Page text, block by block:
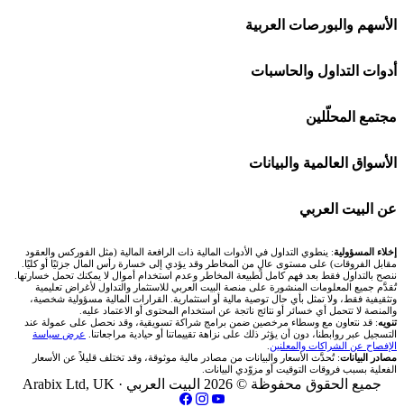
افاتريد AvaTrade
اكسنس Exness
منصة بينانس
اكس تي بي XTB
انتراكتيف بروكرز IBKR
شركات تداول في السعودية
شركات تداول في الإمارات
شركات تداول في الكويت
شركات تداول في قطر
شركات تداول في الأردن
شركات تداول في العراق
شركات تداول في فلسطين
الأسهم والبورصات العربية
🌍 كل البورصات العربية
🇸🇦 السوق السعودية
🇦🇪 أسواق الإمارات
🇪🇬 البورصة المصرية
🇶🇦 بورصة قطر
🇯🇴 بورصة عمّان
🇧🇭 بورصة البحرين
أدوات التداول والحاسبات
🕌 حاسبة الزكاة
💱 محول العملات
🧮 حاسبة حجم اللوت
📊 حاسبة قيمة النقطة
💰 حاسبة ربح الفوركس
📌 حاسبة النقاط المحورية
📏 حاسبة حجم المركز
مجتمع المحلّلين
🧱 حائط المجتمع
🏆 لوحة المحلّلين
✍️ اكتب تحليلك
الأسواق العالمية والبيانات
🌐 المؤشرات العالمية
🥇 سعر الذهب اليوم
🥇 أسعار الذهب والمعادن
💱 أسعار العملات والفوركس
💵 سعر الريال السعودي في مصر
عن البيت العربي
من نحن
تواصل معنا
فريق المؤلفين
مقالات تعليمية
إخلاء المسؤولية: ينطوي التداول في الأدوات المالية ذات الرافعة المالية (مثل الفوركس والعقود
مقابل الفروقات) على مستوى عالٍ من المخاطر وقد يؤدي إلى خسارة رأس المال جزئيًا أو كليًا.
ننصح بالتداول فقط بعد فهم كامل لطبيعة المخاطر وعدم استخدام أموال لا يمكنك تحمل خسارتها.
تُقدَّم جميع المعلومات المنشورة على منصة البيت العربي للاستثمار والتداول لأغراض تعليمية
وتثقيفية فقط، ولا تمثل بأي حال توصية مالية أو استثمارية. القرارات المالية مسؤولية شخصية،
والمنصة لا تتحمل أي خسائر أو نتائج ناتجة عن استخدام المحتوى أو الاعتماد عليه.
تنويه: قد نتعاون مع وسطاء مرخصين ضمن برامج شراكة تسويقية، وقد نحصل على عمولة عند
التسجيل عبر روابطنا، دون أن يؤثر ذلك على نزاهة تقييماتنا أو حيادية مراجعاتنا. عرض سياسة
الإفصاح عن الشراكات والمعلنين
مصادر البيانات: تُحدَّث الأسعار والبيانات من مصادر مالية موثوقة، وقد تختلف قليلاً عن الأسعار
الفعلية بسبب فروقات التوقيت أو مزوّدي البيانات.
جميع الحقوق محفوظة © 2026 البيت العربي · Arabix Ltd, UK